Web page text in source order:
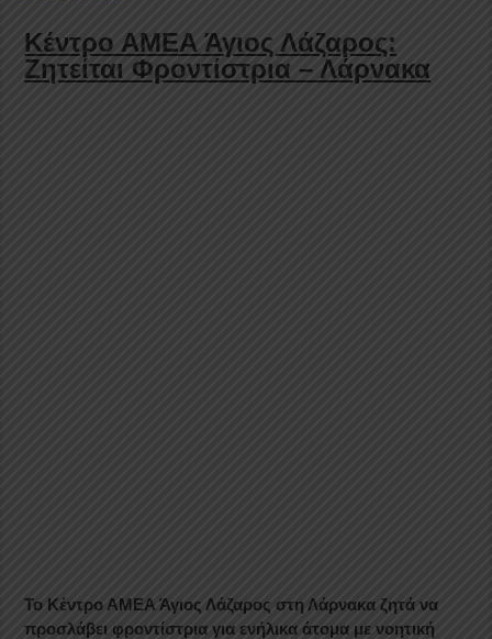
Κέντρο ΑΜΕΑ Άγιος Λάζαρος:
Ζητείται Φροντίστρια – Λάρνακα
Το Κέντρο ΑΜΕΑ Άγιος Λάζαρος στη Λάρνακα ζητά να
προσλάβει φροντίστρια για ενήλικα άτομα με νοητική